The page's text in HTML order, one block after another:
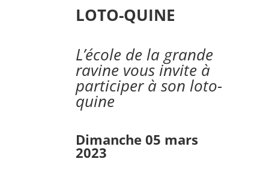
LOTO-QUINE
L’école de la grande
ravine vous invite à
participer à son loto-
quine
Dimanche 05 mars
2023